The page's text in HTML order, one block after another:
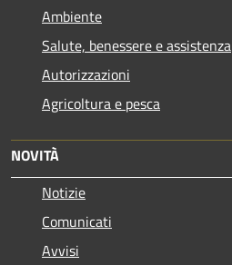
Ambiente
Salute, benessere e assistenza
Autorizzazioni
Agricoltura e pesca
NOVITÀ
Notizie
Comunicati
Avvisi